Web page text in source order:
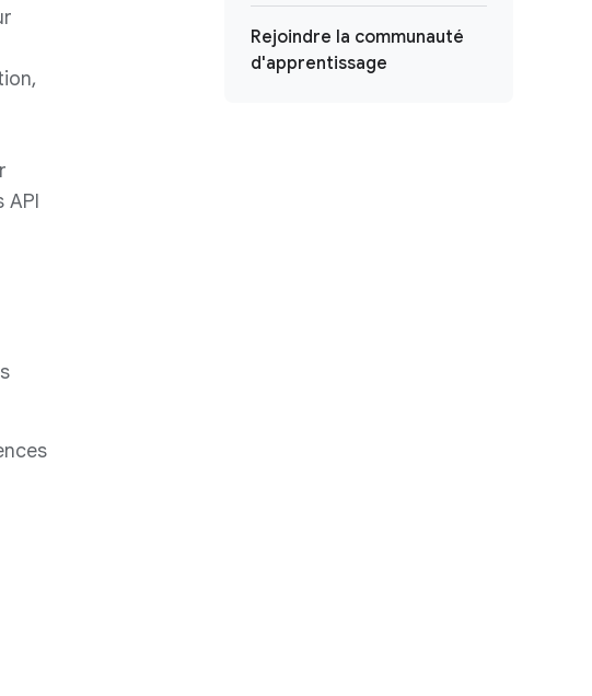
API
Rejoindre la communauté
d'apprentissage